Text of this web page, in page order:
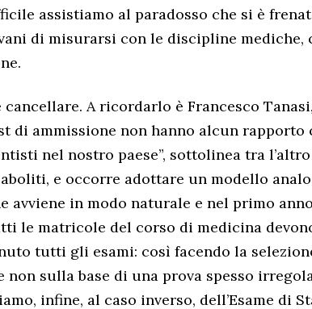
assistiamo al paradosso che si è
di misurarsi con le discipline mediche,
A ricordarlo è Francesco
di ammissione non hanno alcun rapporto
nel nostro paese”, sottolinea tra l’altro
e occorre adottare un modello
avviene in modo naturale e nel primo
le matricole del corso di medicina
tutti gli esami: così facendo la
sulla base di una prova spesso
infine, al caso inverso, dell’Esame di